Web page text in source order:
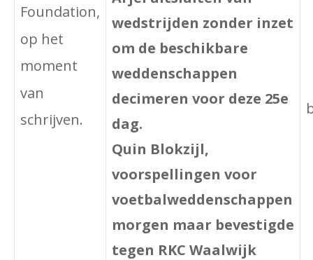
Foundation,
op het
moment
van
schrijven.
wedstrijden zonder inzet
om de beschikbare
weddenschappen
decimeren voor deze 25e
dag.
Quin Blokzijl,
voorspellingen voor
voetbalweddenschappen
morgen maar bevestigde
tegen RKC Waalwijk